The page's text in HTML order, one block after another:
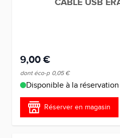
CABLE USB
9,00 €
dont éco-p 0,05 €
Disponible à la
Réserver en magasin